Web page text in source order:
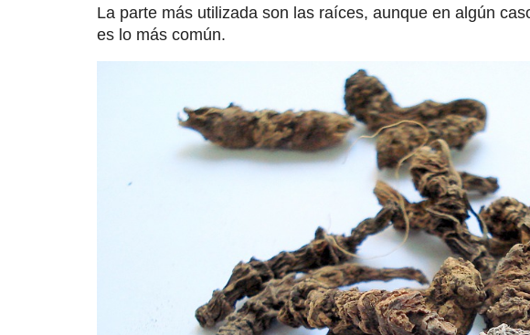
La parte más utilizada son las raíces, aunque en algún
es lo más común.